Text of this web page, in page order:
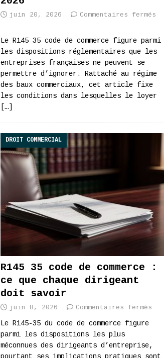
juin 20, 2026 Commentaires fermés
Le R145 35 code de commerce figure parmi
les dispositions réglementaires que les
entreprises françaises ne peuvent se
permettre d’ignorer. Rattaché au régime
des baux commerciaux, cet article fixe
les conditions dans lesquelles le loyer
[…]
DROIT COMMERCIAL
R145 35 code de commerce :
ce que chaque dirigeant
doit savoir
juin 8, 2026 Commentaires fermés
Le R145-35 du code de commerce figure
parmi les dispositions les plus
méconnues des dirigeants d’entreprise,